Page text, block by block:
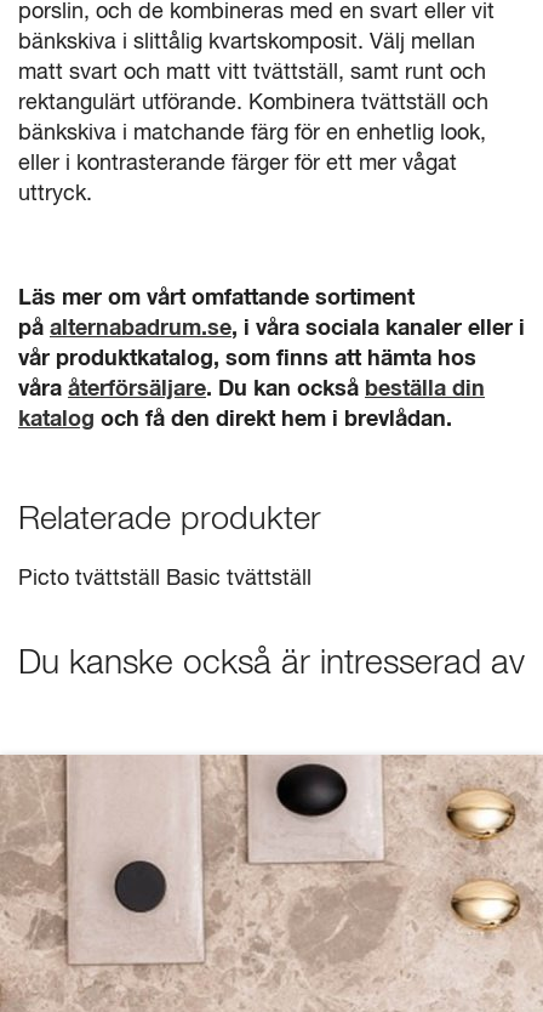
porslin, och de kombineras med en svart eller vit
bänkskiva i slittålig kvartskomposit. Välj mellan
matt svart och matt vitt tvättställ, samt runt och
rektangulärt utförande. Kombinera tvättställ och
bänkskiva i matchande färg för en enhetlig look,
eller i kontrasterande färger för ett mer vågat
uttryck.
Läs mer om vårt omfattande sortiment
på alternabadrum.se, i våra sociala kanaler eller i
vår produktkatalog, som finns att hämta hos
våra återförsäljare. Du kan också beställa din
katalog och få den direkt hem i brevlådan.
Relaterade produkter
Picto tvättställ Basic tvättställ
Du kanske också är intresserad av